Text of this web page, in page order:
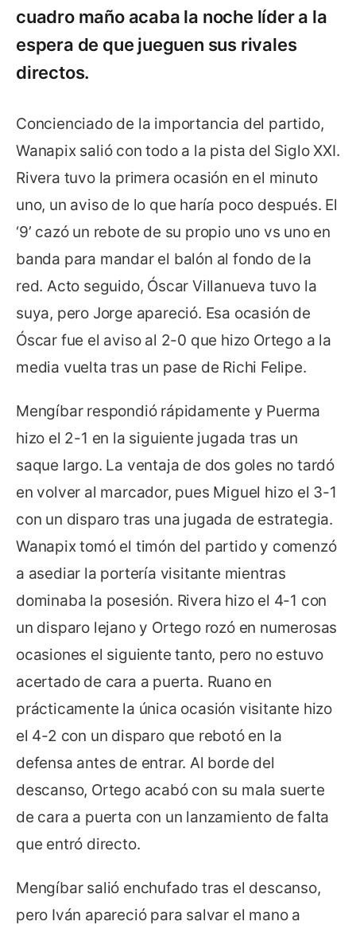
cuadro maño acaba la noche líder a la
espera de que jueguen sus rivales
directos.
Concienciado de la importancia del partido,
Wanapix salió con todo a la pista del Siglo XXI.
Rivera tuvo la primera ocasión en el minuto
uno, un aviso de lo que haría poco después. El
‘9’ cazó un rebote de su propio uno vs uno en
banda para mandar el balón al fondo de la
red. Acto seguido, Óscar Villanueva tuvo la
suya, pero Jorge apareció. Esa ocasión de
Óscar fue el aviso al 2-0 que hizo Ortego a la
media vuelta tras un pase de Richi Felipe.
Mengíbar respondió rápidamente y Puerma
hizo el 2-1 en la siguiente jugada tras un
saque largo. La ventaja de dos goles no tardó
en volver al marcador, pues Miguel hizo el 3-1
con un disparo tras una jugada de estrategia.
Wanapix tomó el timón del partido y comenzó
a asediar la portería visitante mientras
dominaba la posesión. Rivera hizo el 4-1 con
un disparo lejano y Ortego rozó en numerosas
ocasiones el siguiente tanto, pero no estuvo
acertado de cara a puerta. Ruano en
prácticamente la única ocasión visitante hizo
el 4-2 con un disparo que rebotó en la
defensa antes de entrar. Al borde del
descanso, Ortego acabó con su mala suerte
de cara a puerta con un lanzamiento de falta
que entró directo.
Mengíbar salió enchufado tras el descanso,
pero Iván apareció para salvar el mano a